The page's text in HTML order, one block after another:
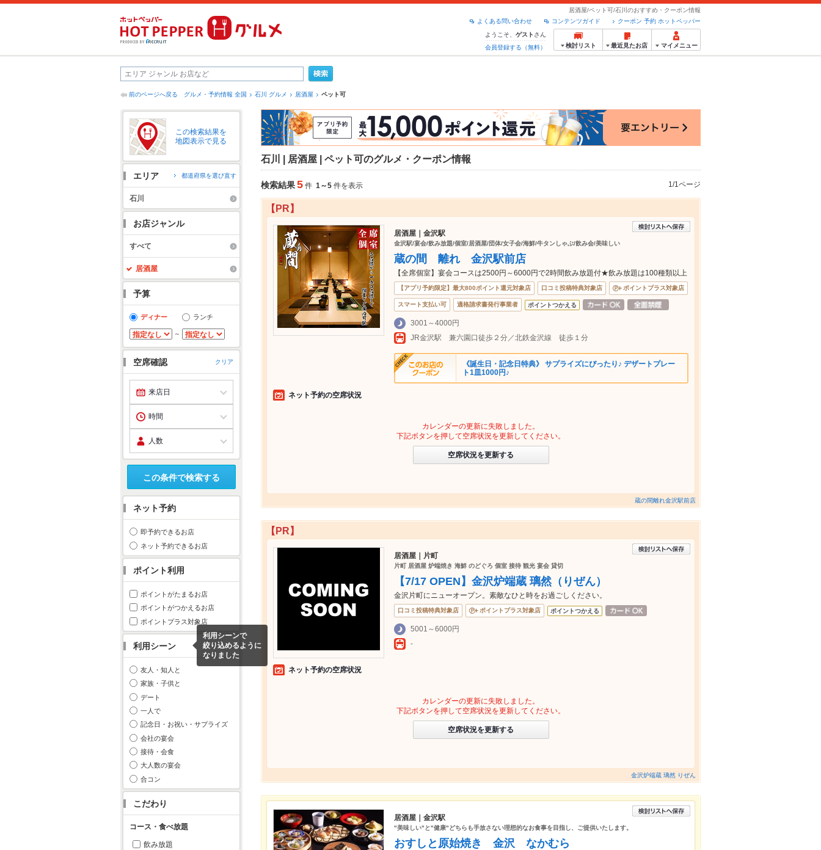
居酒屋/ペット可/石川のおすすめ・クーポン情報
クーポン 予約 ホットペッパー
コンテンツガイド
よくある問い合わせ
ようこそ、 ゲスト さん
会員登録する（無料）
検討リスト 最近見たお店 マイメニュー
前のページへ戻る グルメ・予約情報 全国 石川 グルメ 居酒屋 ペット可
この検索結果を
地図表示で見る
エリア 都道府県を選び直す
石川
お店ジャンル
すべて
居酒屋
予算
ディナー ランチ
～
空席確認 クリア
この条件で検索する
ネット予約
即予約できるお店
ネット予約できるお店
ポイント利用
ポイントがたまるお店
ポイントがつかえるお店
ポイントプラス対象店
利用シーン
利用シーンで
絞り込めるように
なりました
友人・知人と
家族・子供と
デート
一人で
記念日・お祝い・サプライズ
会社の宴会
接待・会食
大人数の宴会
合コン
こだわり
コース・食べ放題
飲み放題
石川 | 居酒屋 | ペット可のグルメ・クーポン情報
検索結果5 件 1～5 件を表示 1/1ページ
【PR】
居酒屋｜金沢駅
金沢駅/宴会/飲み放題/個室/居酒屋/団体/女子会/海鮮/牛タンしゃぶ/飲み会/美味しい
蔵の間 離れ 金沢駅前店
【全席個室】宴会コースは2500円～6000円で2時間飲み放題付★飲み放題は100種類以上
【アプリ予約限定】最大800ポイント還元対象店 口コミ投稿特典対象店 ポイントプラス対象店
スマート支払い可 適格請求書発行事業者 ポイントつかえる
3001～4000円
JR金沢駅 兼六園口徒歩２分／北鉄金沢線 徒歩１分
《誕生日・記念日特典》 サプライズにぴったり♪ デザートプレー
ト1皿1000円♪
ネット予約の空席状況
カレンダーの更新に失敗しました。
下記ボタンを押して空席状況を更新してください。
空席状況を更新する
蔵の間離れ金沢駅前店
【PR】
居酒屋｜片町
片町 居酒屋 炉端焼き 海鮮 のどぐろ 個室 接待 観光 宴会 貸切
【7/17 OPEN】金沢炉端蔵 璃然（りぜん）
金沢片町にニューオープン。素敵なひと時をお過ごしください。
口コミ投稿特典対象店 ポイントプラス対象店 ポイントつかえる
5001～6000円
-
ネット予約の空席状況
カレンダーの更新に失敗しました。
下記ボタンを押して空席状況を更新してください。
空席状況を更新する
金沢炉端蔵 璃然 りぜん
居酒屋｜金沢駅
"美味しい"と"健康"どちらも手放さない理想的なお食事を目指し、ご提供いたします。
おすしと原始焼き 金沢 なかむら